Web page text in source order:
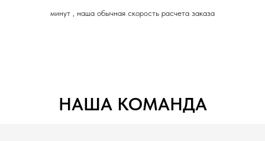
минут , наша обычная скорость расчета заказа
НАША КОМАНДА